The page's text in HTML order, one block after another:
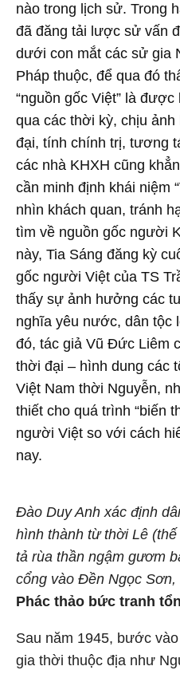
nào trong lịch sử. Trong
đã đăng tải lược sử vấn
dưới con mắt các sử gia
Pháp thuộc, để qua đó
“nguồn gốc Việt” là
qua các thời kỳ, chịu
đại, tính chính trị, tương
các nhà KHXH cũng
cần minh định khái niệm
nhìn khách quan, tránh
tìm về nguồn gốc người
này, Tia Sáng đăng kỳ
gốc người Việt của TS
thấy sự ảnh hưởng các
nghĩa yêu nước, dân tộc
đó, tác giả Vũ Đức Liêm
thời đại – hình dung các
Việt Nam thời Nguyễn,
thiết cho quá trình “biến
người Việt so với cách
nay.
Đào Duy Anh xác định
hình thành từ thời Lê
tả rùa thần ngậm gươm
cổng vào Đền Ngọc Sơn,
Phác thảo bức tranh
Sau năm 1945, bước
gia thời thuộc địa như